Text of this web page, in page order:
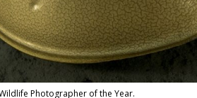
Photographer of the Year.